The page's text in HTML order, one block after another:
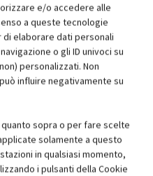
e/o accedere alle
a queste tecnologie
elaborare dati personali
o gli ID univoci su
personalizzati. Non
influire negativamente su
sopra o per fare scelte
solamente a questo
in qualsiasi momento,
i pulsanti della Cookie